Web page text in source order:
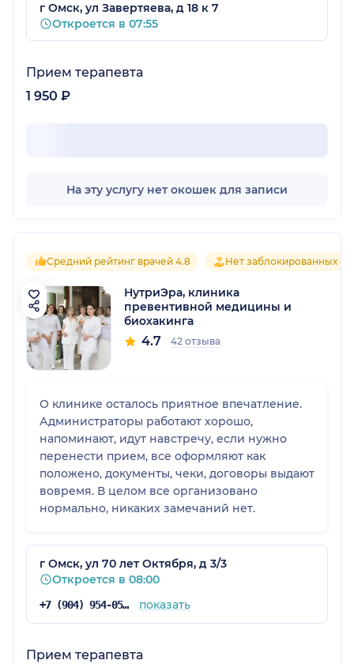
г Омск, ул Завертяева, д 18 к 7
Откроется в 07:55
Прием терапевта
1 950 ₽
На эту услугу нет окошек для записи
Средний рейтинг врачей 4.8 Нет заблокированных
НутриЭра, клиника
превентивной медицины и
биохакинга
4.7 42 отзыва
О клинике осталось приятное впечатление.
Администраторы работают хорошо,
напоминают, идут навстречу, если нужно
перенести прием, все оформляют как
положено, документы, чеки, договоры выдают
вовремя. В целом все организовано
нормально, никаких замечаний нет.
г Омск, ул 70 лет Октября, д 3/3
Откроется в 08:00
+7 (904) 954-05-81 показать
Прием терапевта